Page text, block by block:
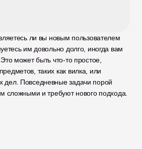
ли вы новым пользователем
им довольно долго, иногда вам
может быть что-то простое,
таких как вилка, или
Повседневные задачи порой
сложными и требуют нового подхода.